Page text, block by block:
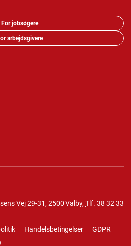
For jobsøgere
arbejdsgivere
Vej 29-31, 2500 Valby, Tlf. 38 32 33
Handelsbetingelser
GDPR